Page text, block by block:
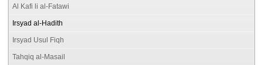
Al Kafi li al-Fatawi
Irsyad al-Hadith
Irsyad Usul Fiqh
Tahqiq al-Masail